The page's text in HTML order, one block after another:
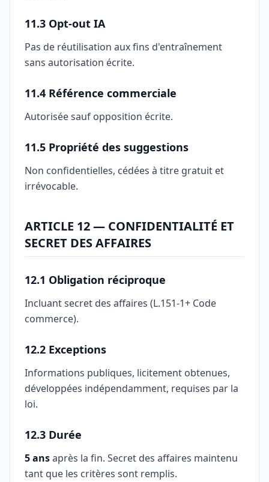
11.3 Opt-out IA
Pas de réutilisation aux fins d'entraînement
sans autorisation écrite.
11.4 Référence commerciale
Autorisée sauf opposition écrite.
11.5 Propriété des suggestions
Non confidentielles, cédées à titre gratuit et
irrévocable.
ARTICLE 12 — CONFIDENTIALITÉ ET
SECRET DES AFFAIRES
12.1 Obligation réciproque
Incluant secret des affaires (L.151-1+ Code
commerce).
12.2 Exceptions
Informations publiques, licitement obtenues,
développées indépendamment, requises par la
loi.
12.3 Durée
5 ansaprès la fin. Secret des affaires maintenu
tant que les critères sont remplis.